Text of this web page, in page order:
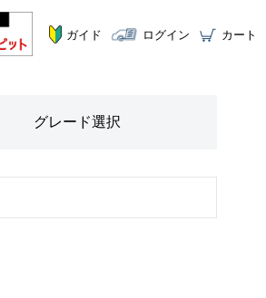
ガイド ログイン カート
グレード選択